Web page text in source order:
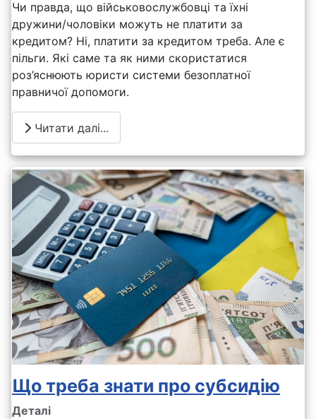
Чи правда, що військовослужбовці та їхні
дружини/чоловіки можуть не платити за
кредитом? Ні, платити за кредитом треба. Але є
пільги. Які саме та як ними скористатися
роз’яснюють юристи системи безоплатної
правничої допомоги.
Читати далі...
Що треба знати про субсидію
Деталі